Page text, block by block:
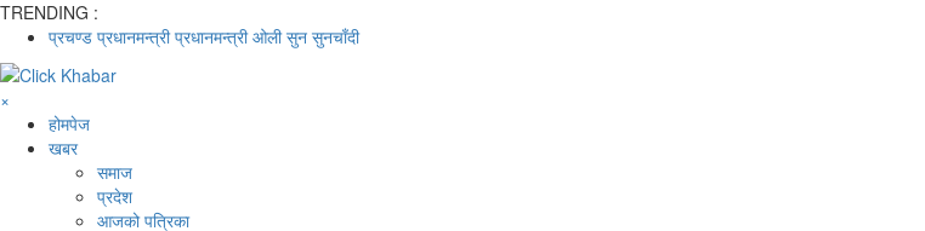
TRENDING :
प्रचण्ड प्रधानमन्त्री प्रधानमन्त्री ओली सुन सुनचाँदी
×
होमपेज
खबर
समाज
प्रदेश
आजको पत्रिका